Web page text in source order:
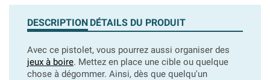
DESCRIPTION DÉTAILS DU PRODUIT
Avec ce pistolet, vous pourrez aussi organiser des
jeux à boire. Mettez en place une cible ou quelque
chose à dégommer. Ainsi, dès que quelqu'un